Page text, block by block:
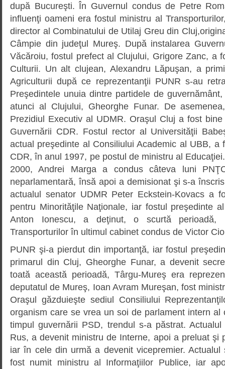
după Bucureşti. În Guvernul condus de Petre
influenţi oameni era fostul ministru al
director al Combinatului de Utilaj Greu din
Câmpie din judeţul Mureş. După instalarea
Văcăroiu, fostul prefect al Clujului, Grigore Zanc, a
Culturii. Un alt clujean, Alexandru Lăpuşan, a
Agriculturii după ce reprezentanţii PUNR s-au
Preşedintele unuia dintre partidele de
atunci al Clujului, Gheorghe Funar. De
Prezidiul Executiv al UDMR. Oraşul Cluj a fost
Guvernării CDR. Fostul rector al Universităţii
actual preşedinte al Consiliului Academic al UBB, a
CDR, în anul 1997, pe postul de ministru al
2000, Andrei Marga a condus câteva luni
neparlamentară, însă apoi a demisionat şi s-a
actualul senator UDMR Peter Eckstein-Kovacs a
pentru Minorităţile Naţionale, iar fostul preşedinte
Anton Ionescu, a deţinut, o scurtă perioadă,
Transporturilor în ultimul cabinet condus de Victor
PUNR şi-a pierdut din importanţă, iar fostul
primarul din Cluj, Gheorghe Funar, a devenit
toată această perioadă, Târgu-Mureş era
deputatul de Mureş, Ioan Avram Mureşan, fost
Oraşul găzduieşte sediul Consiliului
organism care se vrea un soi de parlament intern al
timpul guvernării PSD, trendul s-a păstrat.
Rus, a devenit ministru de Interne, apoi a preluat şi
iar în cele din urmă a devenit vicepremier. Actualul
fost numit ministru al Informaţiilor Publice, iar